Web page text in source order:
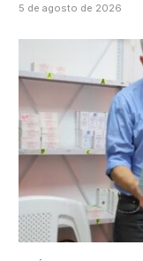
5 de agosto de 2026